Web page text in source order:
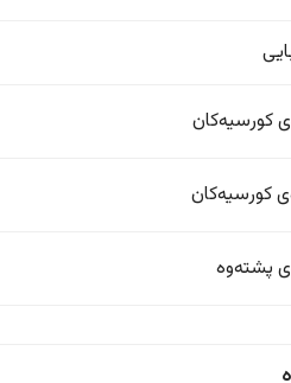
کورسیەکان
کورسیەکان
پشتەوە